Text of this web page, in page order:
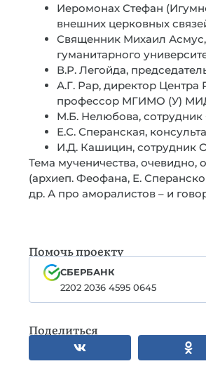
Иеромонах Стефан
внешних церковных
Священник Михаил Асмус,
гуманитарного
В.Р. Легойда,
А.Г. Рар, директор
профессор МГИМО (У)
М.Б. Нелюбова,
Е.С. Сперанская,
И.Д. Кашицин, сотрудник
Тема мученичества, очевидно,
(архиеп. Феофана, Е.
др. А про аморалистов – и
Помочь проекту
СБЕРБАНК
2202 2036 4595 0645
Поделиться